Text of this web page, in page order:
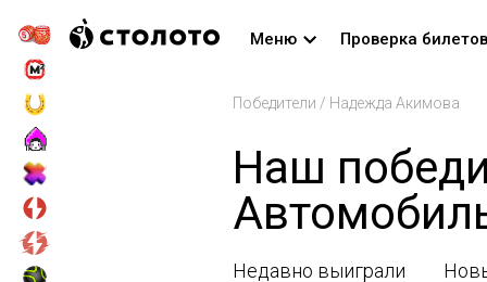
Меню Проверка билетов
Победители / Надежда Акимова
Наш
Недавно выиграли